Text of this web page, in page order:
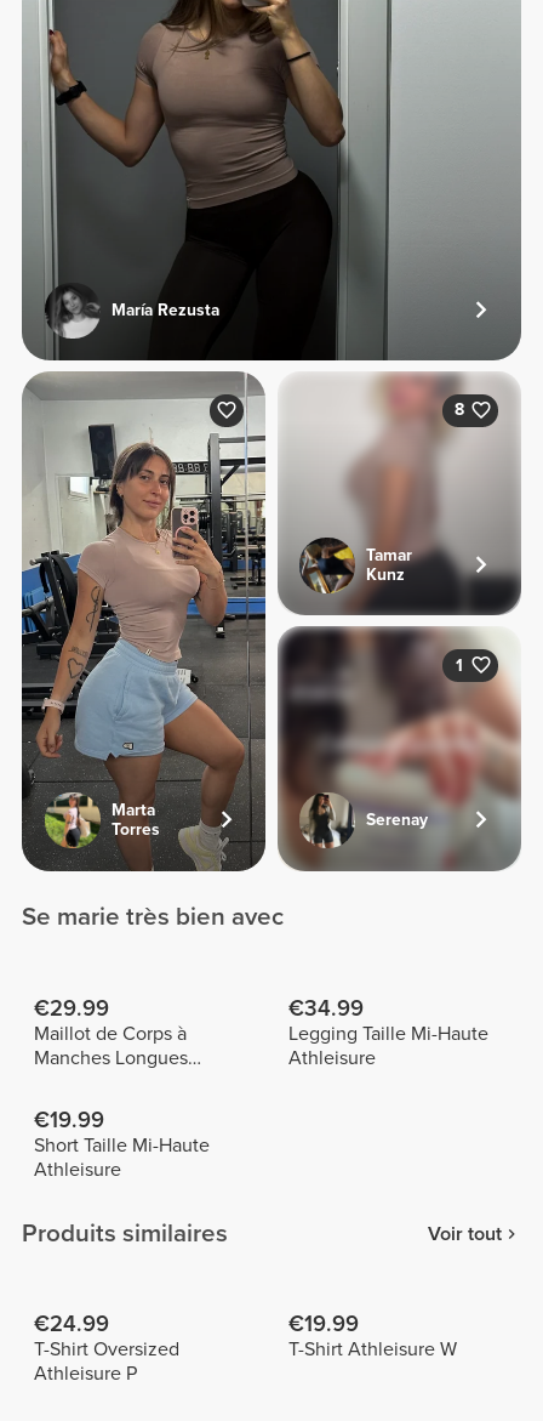
María Rezusta
Marta
Torres
8
Tamar
Kunz
1
Serenay
Se marie très bien avec
€29.99
Maillot de Corps à
Manches Longues
€34.99
Legging Taille Mi-Haute
Athleisure
€19.99
Short Taille Mi-Haute
Athleisure
Produits similaires Voir tout
€24.99
T-Shirt Oversized
Athleisure P
€19.99
T-Shirt Athleisure W